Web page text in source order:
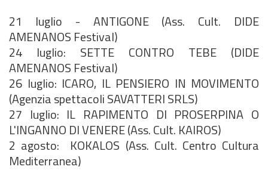
21 luglio - ANTIGONE (Ass. Cult. DIDE
AMENANOS Festival)
24 luglio: SETTE CONTRO TEBE (DIDE
AMENANOS Festival)
26 luglio: ICARO, IL PENSIERO IN MOVIMENTO
(Agenzia spettacoli SAVATTERI SRLS)
27 luglio: IL RAPIMENTO DI PROSERPINA O
L'INGANNO DI VENERE (Ass. Cult. KAIROS)
2 agosto: KOKALOS (Ass. Cult. Centro Cultura
Mediterranea)